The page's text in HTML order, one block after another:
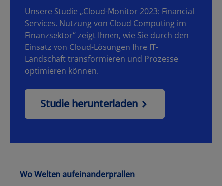
Unsere Studie „Cloud-Monitor 2023: Financial
Services. Nutzung von Cloud Computing im
Finanzsektor“ zeigt Ihnen, wie Sie durch den
Einsatz von Cloud-Lösungen Ihre IT-
Landschaft transformieren und Prozesse
optimieren können.
Studie herunterladen
Wo Welten aufeinanderprallen